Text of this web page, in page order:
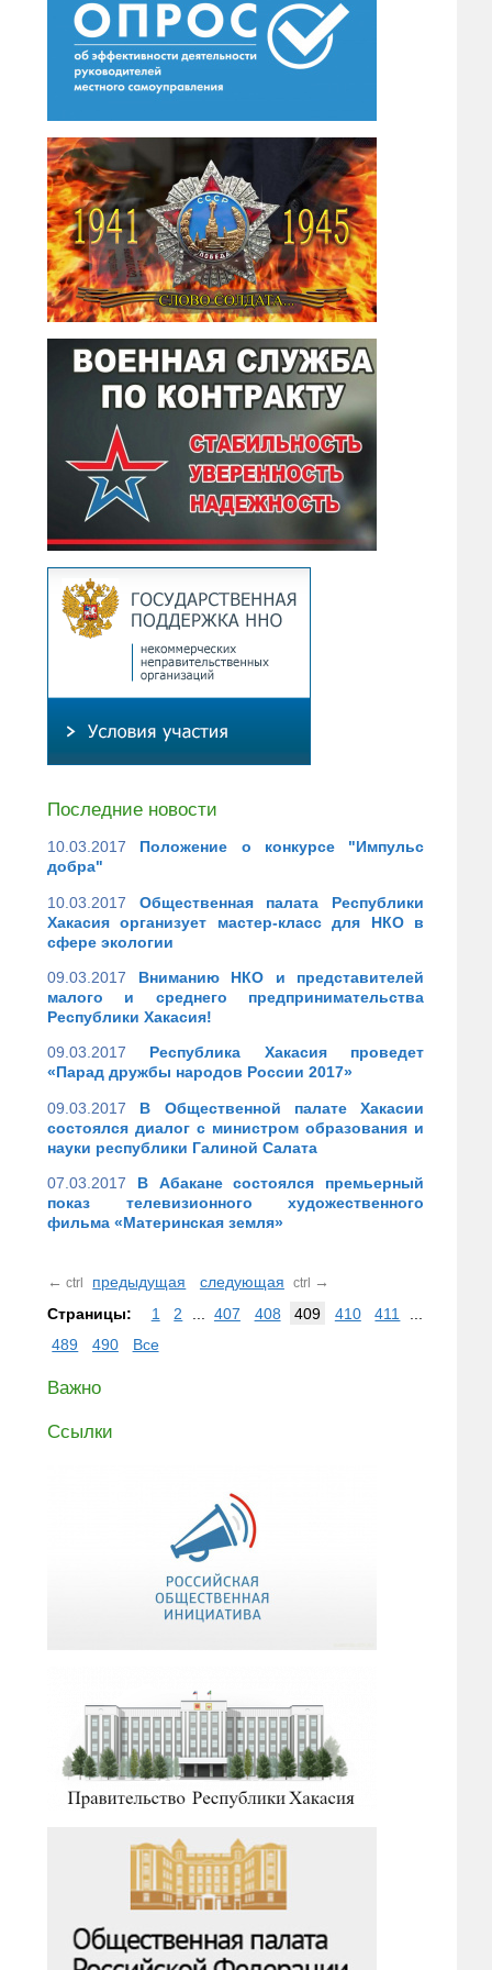
Последние новости
10.03.2017
Положение о конкурсе "Импульс
добра"
10.03.2017
Общественная палата Республики
Хакасия организует мастер-класс для НКО в
сфере экологии
09.03.2017
Вниманию НКО и представителей
малого и среднего предпринимательства
Республики Хакасия!
09.03.2017
Республика Хакасия проведет
«Парад дружбы народов России 2017»
09.03.2017
В Общественной палате Хакасии
состоялся диалог с министром образования и
науки республики Галиной Салата
07.03.2017
В Абакане состоялся премьерный
показ телевизионного художественного
фильма «Материнская земля»
← ctrl предыдущая следующая ctrl →
Страницы:
1 2 407 408 409 410 411
489
490 Все
Важно
Ссылки